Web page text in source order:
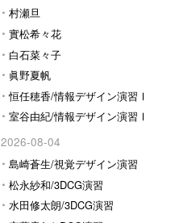
村瀬旦
實松希々花
白石菜々子
眞野夏帆
恒任穂香/情報デザイン演習Ⅰ
室谷由紀/情報デザイン演習Ⅰ
2026-08-04
島崎蒼生/視覚デザイン演習
松永紗和/3DCG演習
水田修太朗/3DCG演習